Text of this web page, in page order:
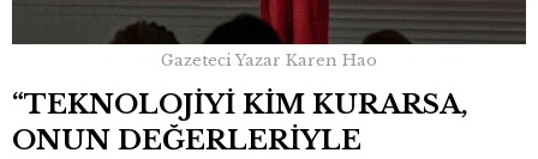
Gazeteci Yazar Karen Hao
“TEKNOLOJİYİ KİM KURARSA,
ONUN DEĞERLERİYLE